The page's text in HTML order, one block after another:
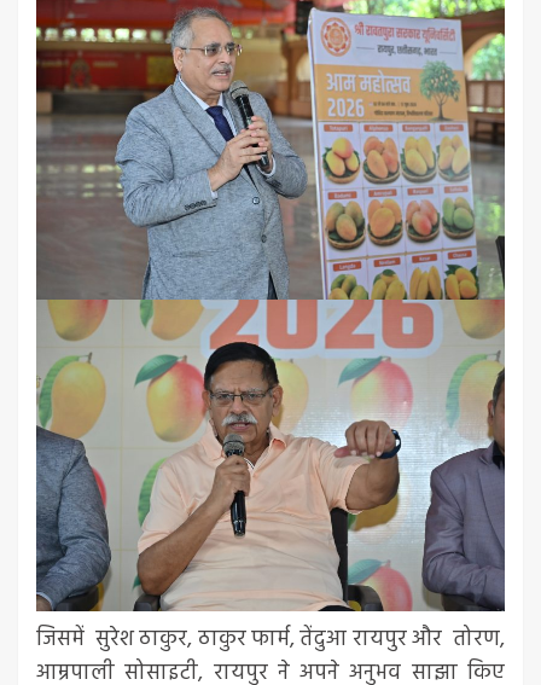
जिसमें सुरेश ठाकुर, ठाकुर फार्म, तेंदुआ रायपुर और तोरण,
आम्रपाली सोसाइटी, रायपुर ने अपने अनुभव साझा किए